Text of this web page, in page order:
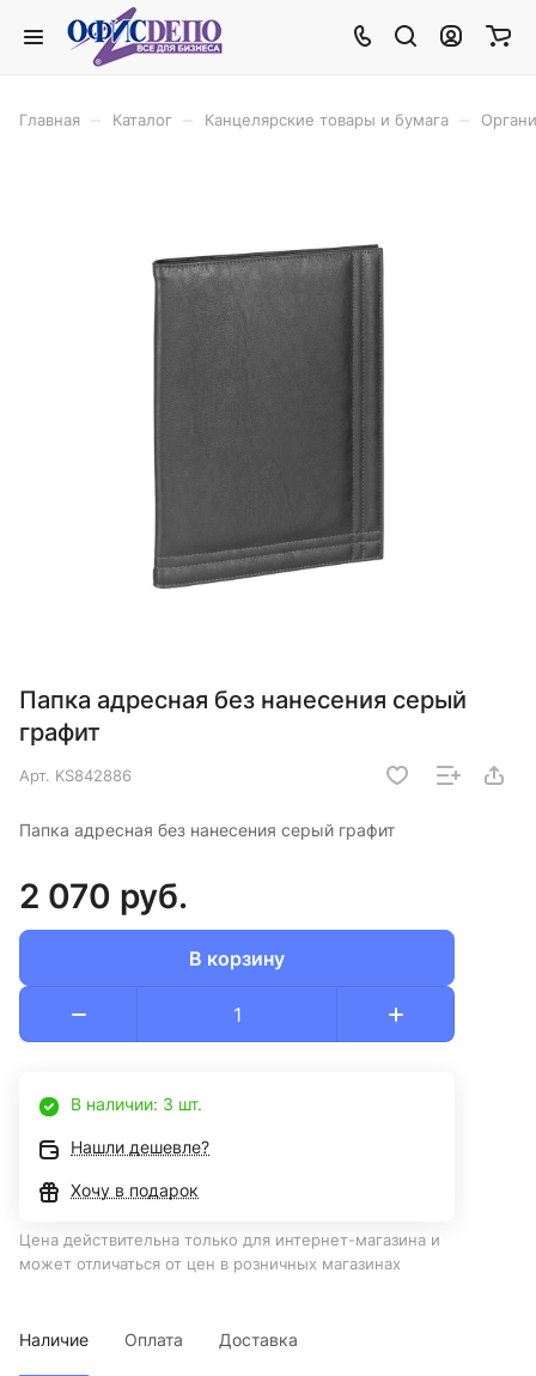
Главная Каталог Канцелярские товары и бумага
Папка адресная без нанесения серый
графит
Арт. KS842886
Папка адресная без нанесения серый графит
2 070 руб.
В корзину
В наличии: 3 шт.
Нашли дешевле?
Хочу в подарок
Цена действительна только для интернет-магазина и
может отличаться от цен в розничных магазинах
Наличие Оплата Доставка